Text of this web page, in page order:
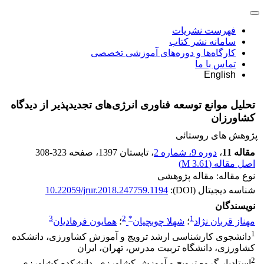
فهرست نشریات
سامانه نشر کتاب
کارگاه‌ها و دوره‌های آموزشی تخصصی
تماس با ما
English
تحلیل موانع توسعه فناوری انرژی‌های تجدیدپذیر از دیدگاه
کشاورزان
پژوهش های روستائی
مقاله 11
، دوره 9، شماره 2 ، تابستان 1397 ، صفحه 308-323
اصل مقاله (3.61 M
)
نوع مقاله: مقاله پژوهشی
شناسه دیجیتال (DOI):
10.22059/jrur.2018.247759.1194
نویسندگان
مهناز قربان نژاد1؛ شهلا چوبچیان*
2؛ همایون فرهادیان3
1دانشجوی کارشناسی ارشد ترویج و آموزش کشاورزی، دانشکده
کشاورزی، دانشگاه تربیت مدرس، تهران، ایران
2